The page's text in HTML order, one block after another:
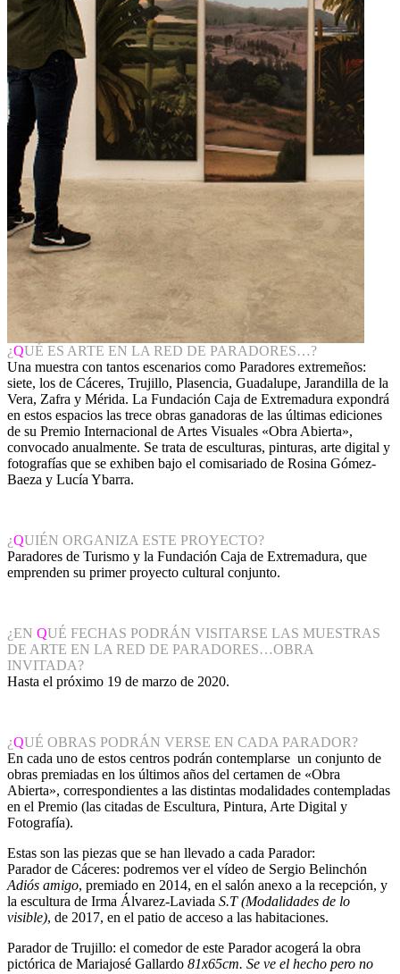
¿QUÉ ES ARTE EN LA RED DE PARADORES…?
Una muestra con tantos escenarios como Paradores extremeños:
siete, los de Cáceres, Trujillo, Plasencia, Guadalupe, Jarandilla de la
Vera, Zafra y Mérida. La Fundación Caja de Extremadura expondrá
en estos espacios las trece obras ganadoras de las últimas ediciones
de su Premio Internacional de Artes Visuales «Obra Abierta»,
convocado anualmente. Se trata de esculturas, pinturas, arte digital y
fotografías que se exhiben bajo el comisariado de Rosina Gómez-
Baeza y Lucía Ybarra.
¿QUIÉN ORGANIZA ESTE PROYECTO?
Paradores de Turismo y la Fundación Caja de Extremadura, que
emprenden su primer proyecto cultural conjunto.
¿EN QUÉ FECHAS PODRÁN VISITARSE LAS MUESTRAS
DE ARTE EN LA RED DE PARADORES…OBRA
INVITADA?
Hasta el próximo 19 de marzo de 2020.
¿QUÉ OBRAS PODRÁN VERSE EN CADA PARADOR?
En cada uno de estos centros podrán contemplarse un conjunto de
obras premiadas en los últimos años del certamen de «Obra
Abierta», correspondientes a las distintas modalidades contempladas
en el Premio (las citadas de Escultura, Pintura, Arte Digital y
Fotografía).
Estas son las piezas que se han llevado a cada Parador:
Parador de Cáceres: podremos ver el vídeo de Sergio Belinchón
Adiós amigo, premiado en 2014, en el salón anexo a la recepción, y
la escultura de Irma Álvarez-Laviada S.T (Modalidades de lo
visible), de 2017, en el patio de acceso a las habitaciones.
Parador de Trujillo: el comedor de este Parador acogerá la obra
pictórica de Mariajosé Gallardo 81x65cm. Se ve el hecho pero no